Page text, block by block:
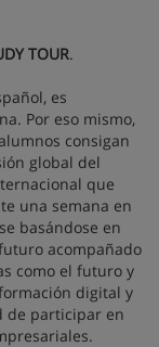
TOUR.
es
Por eso mismo,
consigan
global del
que
una semana en
basándose en
acompañado
como el futuro y
digital y
de participar en